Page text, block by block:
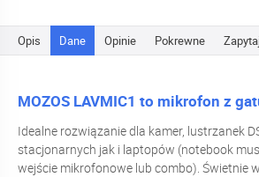
Opis Dane Opinie Pokrewne Zapytaj
MOZOS LAVMIC1 to mikrofon z
Idealne rozwiązanie dla kamer, lustrzanek
stacjonarnych jak i laptopów (notebook
wejście mikrofonowe lub combo). Świetnie